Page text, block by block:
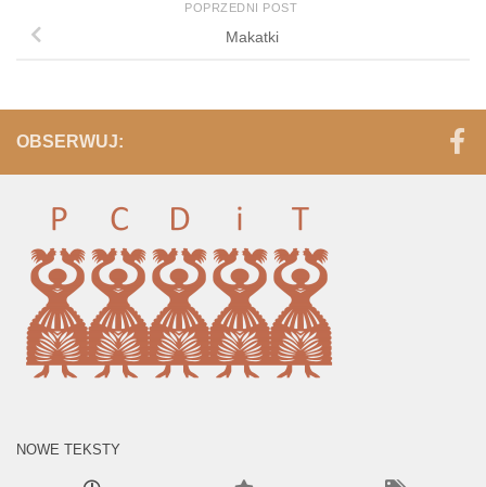
POPRZEDNI POST
Makatki
OBSERWUJ:
NOWE TEKSTY